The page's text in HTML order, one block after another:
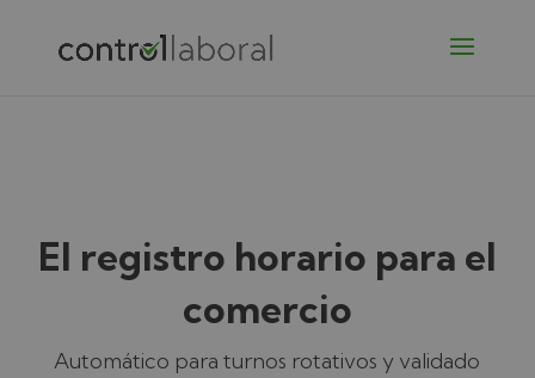
El registro horario para el
comercio
Automático para turnos rotativos y validado